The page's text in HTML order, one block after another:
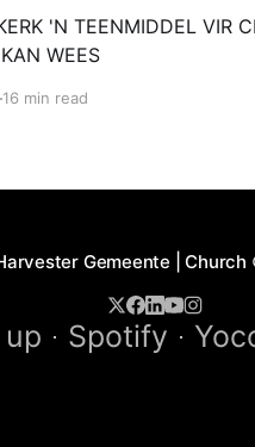
'N TEENMIDDEL VIR
WEES
16 min read
Gemeente | Church
Spotify